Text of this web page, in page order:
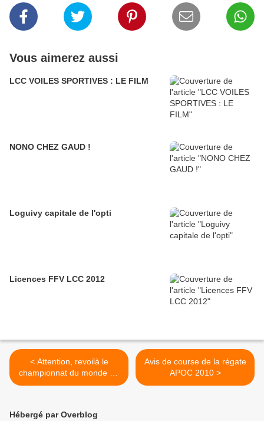
Vous aimerez aussi
LCC VOILES SPORTIVES : LE FILM
NONO CHEZ GAUD !
Loguivy capitale de l'opti
Licences FFV LCC 2012
< Attention, revoilà le
championnat du monde de
POP POP
Avis de course de la régate
APOC 2010 >
Hébergé par Overblog